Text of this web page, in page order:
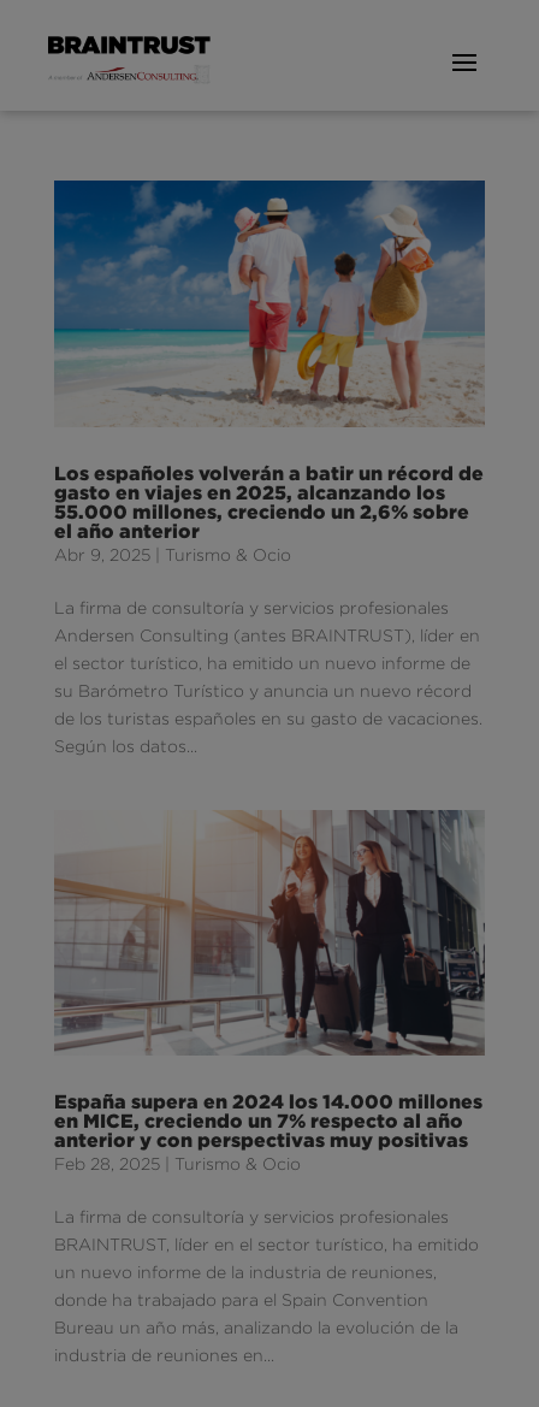
Los españoles volverán a batir un récord de
gasto en viajes en 2025, alcanzando los
55.000 millones, creciendo un 2,6% sobre
el año anterior
Abr 9, 2025| Turismo & Ocio
La firma de consultoría y servicios profesionales
Andersen Consulting (antes BRAINTRUST), líder en
el sector turístico, ha emitido un nuevo informe de
su Barómetro Turístico y anuncia un nuevo récord
de los turistas españoles en su gasto de vacaciones.
Según los datos...
España supera en 2024 los 14.000 millones
en MICE, creciendo un 7% respecto al año
anterior y con perspectivas muy positivas
Feb 28, 2025| Turismo & Ocio
La firma de consultoría y servicios profesionales
BRAINTRUST, líder en el sector turístico, ha emitido
un nuevo informe de la industria de reuniones,
donde ha trabajado para el Spain Convention
Bureau un año más, analizando la evolución de la
industria de reuniones en...